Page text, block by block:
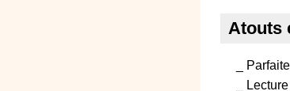
Atouts
_
_